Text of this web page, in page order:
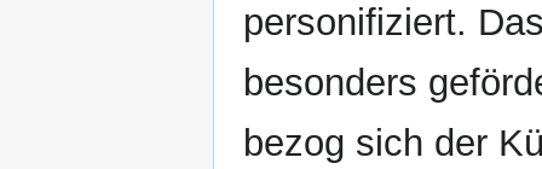
personifiziert.
besonders
bezog sich der